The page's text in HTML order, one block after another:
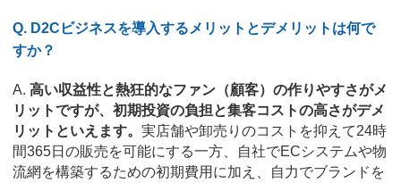
Q. D2Cビジネスを導入するメリットとデメリットは何で
すか？
A. 高い収益性と熱狂的なファン（顧客）の作りやすさがメ
リットですが、初期投資の負担と集客コストの高さがデメ
リットといえます。 実店舗や卸売りのコストを抑えて24時
間365日の販売を可能にする一方、自社でECシステムや物
流網を構築するための初期費用に加え、自力でブランドを